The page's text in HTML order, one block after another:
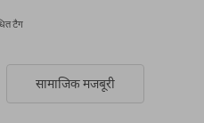
टैग
सामाजिक मजबूरी